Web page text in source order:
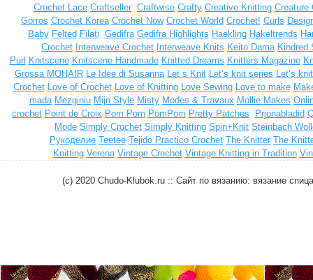
Crochet Lace Craftseller Craftwise Crafty Creative Knitting Creature
Gorros Crochet Korea Crochet Now Crochet World Crochet! Curls
Baby Felted Filati Gedifra Gedifra Highlights Haekling Hakeltrends
Crochet Interweave Crochet Interweave Knits Keito Dama Kindred
Purl Knitscene Knitscene Handmade Knitted Dreams Knitters Magazine
Grossa MOHAIR Le Idee di Susanna Let s Knit Let’s knit series Let’s
Crochet Love of Crochet Love of Knitting Love Sewing Love to make
mada Mezginiu Mijn Style Misty Modes & Travaux Mollie Makes
crochet Point de Croix Pom Pom PomPom Pretty Patches Prjonabladid
Mode Simply Crochet Simply Knitting Spin+Knit Steinbach
Рукоделие Teetee Tejido Practico Crochet The Knitter The
Knitting Verena Vintage Crochet Vintage Knitting in Tradition
(c) 2020 Chudo-Klubok.ru :: Сайт по вязанию: вязание